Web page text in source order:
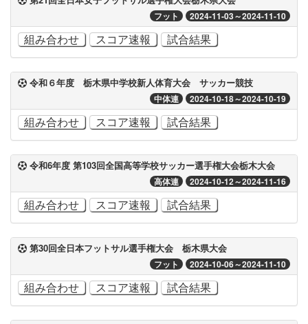
フット 2024-11-03～2024-11-10
組み合わせ スコア速報 試合結果
令和６年度 栃木県中学校新人体育大会 サッカー競技
中体連 2024-10-18～2024-10-19
組み合わせ スコア速報 試合結果
令和6年度 第103回全国高等学校サッカー選手権大会栃木大会
高体連 2024-10-12～2024-11-16
組み合わせ スコア速報 試合結果
第30回全日本フットサル選手権大会 栃木県大会
フット 2024-10-06～2024-11-10
組み合わせ スコア速報 試合結果